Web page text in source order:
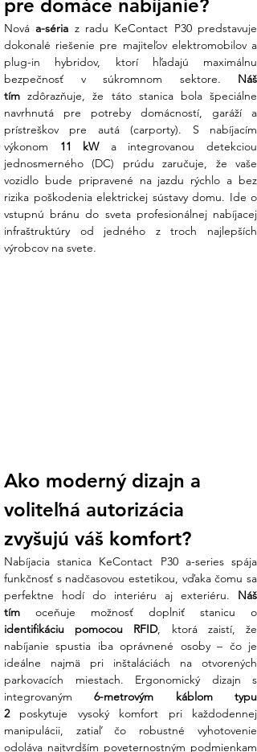
pre domáce nabíjanie?
Nová a-séria z radu KeContact P30 predstavuje
dokonalé riešenie pre majiteľov elektromobilov a
plug-in hybridov, ktorí hľadajú maximálnu
bezpečnosť v súkromnom sektore. Náš
tím zdôrazňuje, že táto stanica bola špeciálne
navrhnutá pre potreby domácností, garáží a
prístreškov pre autá (carporty). S nabíjacím
výkonom 11 kW a integrovanou detekciou
jednosmerného (DC) prúdu zaručuje, že vaše
vozidlo bude pripravené na jazdu rýchlo a bez
rizika poškodenia elektrickej sústavy domu. Ide o
vstupnú bránu do sveta profesionálnej nabíjacej
infraštruktúry od jedného z troch najlepších
výrobcov na svete.
Ako moderný dizajn a
voliteľná autorizácia
zvyšujú váš komfort?
Nabíjacia stanica KeContact P30 a-series spája
funkčnosť s nadčasovou estetikou, vďaka čomu sa
perfektne hodí do interiéru aj exteriéru. Náš
tím
identifikáciu pomocou RFID, ktorá zaistí, že
nabíjanie spustia iba oprávnené osoby – čo je
ideálne najmä pri inštaláciách na otvorených
parkovacích miestach. Ergonomický dizajn s
integrovaným 6-metrovým káblom typu
2 poskytuje vysoký komfort pri každodennej
manipulácii, zatiaľ čo robustné vyhotovenie
odoláva najtvrdším poveternostným podmienkam